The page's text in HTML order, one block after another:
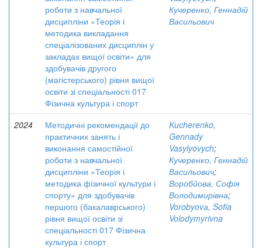
роботи з навчальної
дисципліни «Теорія і
методика викладання
спеціалізованих дисциплін у
закладах вищої освіти» для
здобувачів другого
(магістерського) рівня вищої
освіти зі спеціальності 017
Фізична культура і спорт
Кучеренко, Геннадій
Васильович
2024
Методичні рекомендації до
практичних занять і
виконання самостійної
роботи з навчальної
дисципліни «Теорія і
методика фізичної культури і
спорту» для здобувачів
першого (бакалаврського)
рівня вищої освіти зі
спеціальності 017 Фізична
культура і спорт
Kucherenko,
Gennady
Vasylyovych;
Кучеренко, Геннадій
Васильович;
Воробйова, Софія
Володимирівна;
Vorobyovа, Sofia
Volodymyrivna